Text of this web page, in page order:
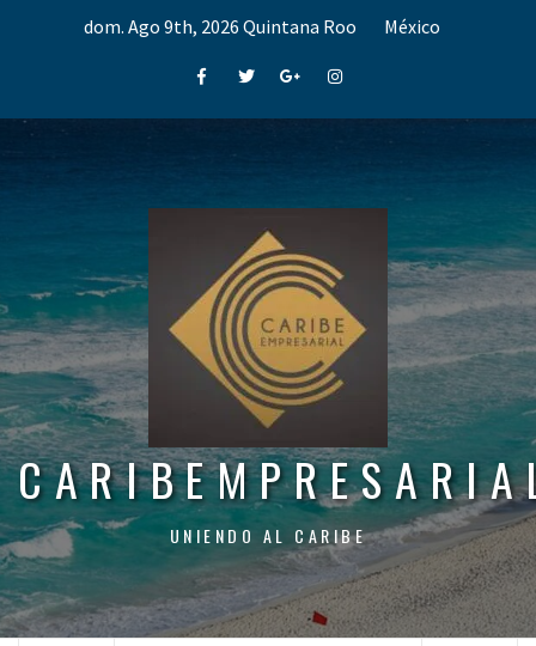
dom. Ago 9th, 2026 Quintana Roo México
FacebookTwitterGoogle+Instagram
UNIENDO AL CARIBE